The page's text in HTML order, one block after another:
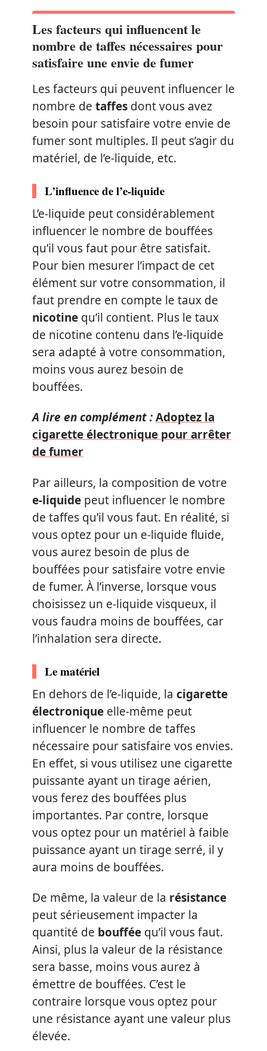
Les facteurs qui influencent le
nombre de taffes nécessaires pour
satisfaire une envie de fumer
Les facteurs qui peuvent influencer le
nombre de taffes dont vous avez
besoin pour satisfaire votre envie de
fumer sont multiples. Il peut s’agir du
matériel, de l’e-liquide, etc.
L’influence de l’e-liquide
L’e-liquide peut considérablement
influencer le nombre de bouffées
qu’il vous faut pour être satisfait.
Pour bien mesurer l’impact de cet
élément sur votre consommation, il
faut prendre en compte le taux de
nicotine qu’il contient. Plus le taux
de nicotine contenu dans l’e-liquide
sera adapté à votre consommation,
moins vous aurez besoin de
bouffées.
A lire en complément :Adoptez la
cigarette électronique pour arrêter
de fumer
Par ailleurs, la composition de votre
e-liquide peut influencer le nombre
de taffes qu’il vous faut. En réalité, si
vous optez pour un e-liquide fluide,
vous aurez besoin de plus de
bouffées pour satisfaire votre envie
de fumer. À l’inverse, lorsque vous
choisissez un e-liquide visqueux, il
vous faudra moins de bouffées, car
l’inhalation sera directe.
Le matériel
En dehors de l’e-liquide, la cigarette
électronique elle-même peut
influencer le nombre de taffes
nécessaire pour satisfaire vos envies.
En effet, si vous utilisez une cigarette
puissante ayant un tirage aérien,
vous ferez des bouffées plus
importantes. Par contre, lorsque
vous optez pour un matériel à faible
puissance ayant un tirage serré, il y
aura moins de bouffées.
De même, la valeur de la résistance
peut sérieusement impacter la
quantité de bouffée qu’il vous faut.
Ainsi, plus la valeur de la résistance
sera basse, moins vous aurez à
émettre de bouffées. C’est le
contraire lorsque vous optez pour
une résistance ayant une valeur plus
élevée.